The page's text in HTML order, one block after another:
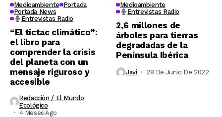
Medioambiente Portada
Portada News
Entrevistas Radio
“El tictac climático”:
el libro para
comprender la crisis
del planeta con un
mensaje riguroso y
accesible
Redacción / El Mundo
Ecológico
4 Meses Ago
Medioambiente
Entrevistas Radio
2,6 millones de
árboles para tierras
degradadas de la
Península Ibérica
Javi 28 De Junio De 2022